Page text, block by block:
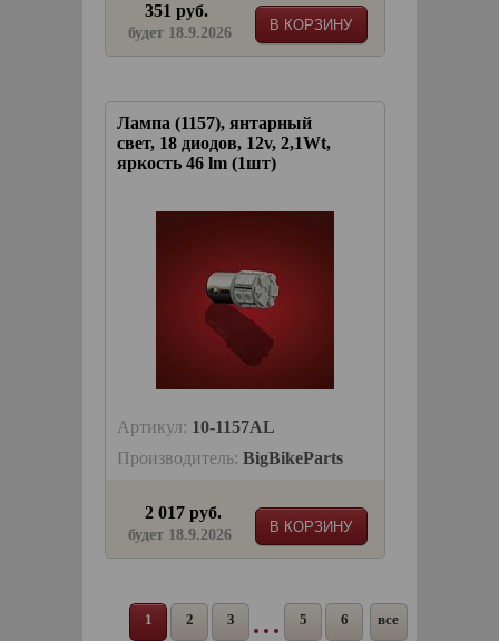
В КОРЗИНУ
351 руб.
будет 18.9.2026
Лампа (1157), янтарный
свет, 18 диодов, 12v, 2,1Wt,
яркость 46 lm (1шт)
Артикул: 10-1157AL
Производитель: BigBikeParts
В КОРЗИНУ
2 017 руб.
будет 18.9.2026
1 2 3 5 6 все